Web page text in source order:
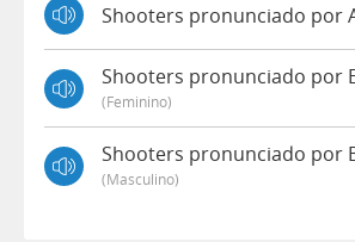
Shooters pronunciado por
Shooters pronunciado por
(feminino)
Shooters pronunciado por
(masculino)